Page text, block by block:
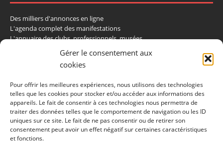
Gérer le consentement aux
cookies
Pour offrir les meilleures expériences, nous utilisons des technologies
telles que les cookies pour stocker et/ou accéder aux informations des
appareils. Le fait de consentir à ces technologies nous permettra de
traiter des données telles que le comportement de navigation ou les ID
uniques sur ce site. Le fait de ne pas consentir ou de retirer son
consentement peut avoir un effet négatif sur certaines caractéristiques
et fonctions.
Des milliers d'annonces en ligne
L'agenda complet des manifestations
L'annuaire des clubs, professionnels, musées
La cote et les ventes aux enchères
La Boutique du Collectionneur
CONTACTEZ-NOUS
LA VIE DE L'AUTO
BP 40419
77309 Fontainebleau Cedex